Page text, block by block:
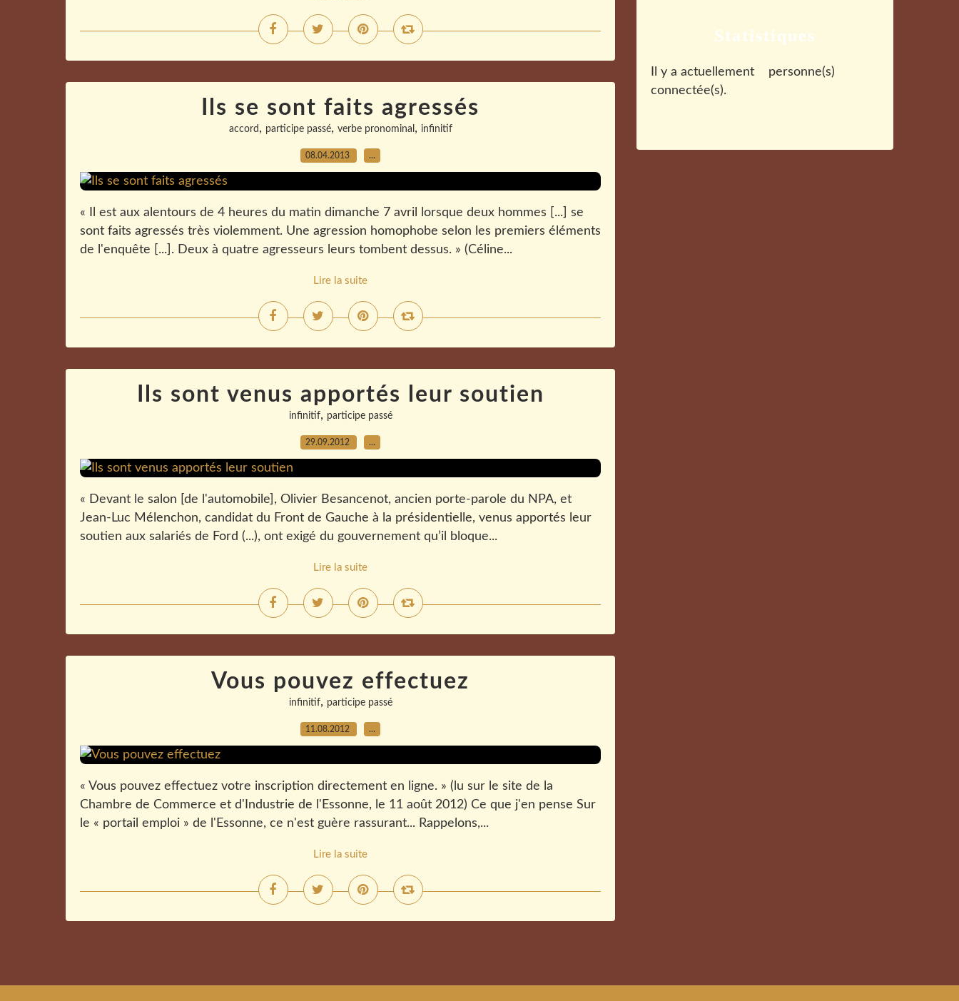
Ils se sont faits agressés
accord , participe passé, verbe pronominal , infinitif
08.04.2013 …
« Il est aux alentours de 4 heures du matin dimanche 7 avril lorsque deux hommes [...] se
sont faits agressés très violemment. Une agression homophobe selon les premiers éléments
de l'enquête [...]. Deux à quatre agresseurs leurs tombent dessus. » (Céline...
Lire la suite
Ils sont venus apportés leur soutien
infinitif, participe passé
29.09.2012 …
« Devant le salon [de l'automobile], Olivier Besancenot, ancien porte-parole du NPA, et
Jean-Luc Mélenchon, candidat du Front de Gauche à la présidentielle, venus apportés leur
soutien aux salariés de Ford (...), ont exigé du gouvernement qu’il bloque...
Lire la suite
Vous pouvez effectuez
infinitif, participe passé
11.08.2012 …
« Vous pouvez effectuez votre inscription directement en ligne. » (lu sur le site de la
Chambre de Commerce et d'Industrie de l'Essonne, le 11 août 2012) Ce que j'en pense Sur
le « portail emploi » de l'Essonne, ce n'est guère rassurant... Rappelons,...
Lire la suite
Statistiques
Il y a actuellement
personne(s)
connectée(s).